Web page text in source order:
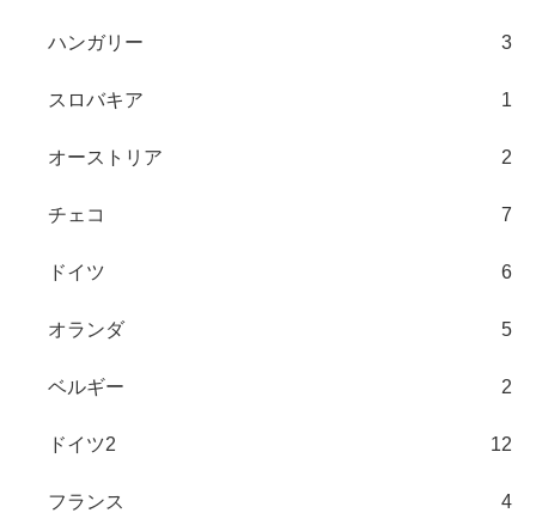
ハンガリー 3
スロバキア 1
オーストリア 2
チェコ 7
ドイツ 6
オランダ 5
ベルギー 2
ドイツ2 12
フランス 4